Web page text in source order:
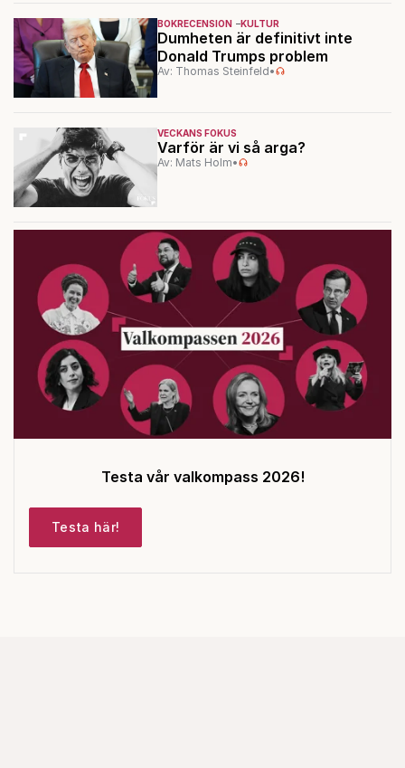
BOKRECENSION KULTUR
Dumheten är definitivt inte
Donald Trumps problem
Av: Thomas Steinfeld•
VECKANS FOKUS
Varför är vi så arga?
Av: Mats Holm•
Testa vår valkompass 2026!
Testa här!